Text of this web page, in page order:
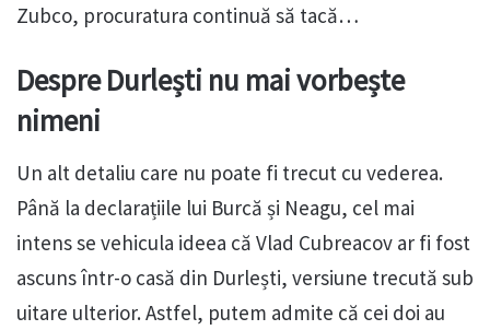
Zubco, procuratura continuă să tacă…
Despre Durlești nu mai vorbește
nimeni
Un alt detaliu care nu poate fi trecut cu vederea.
Până la declarațiile lui Burcă și Neagu, cel mai
intens se vehicula ideea că Vlad Cubreacov ar fi fost
ascuns într-o casă din Durlești, versiune trecută sub
uitare ulterior. Astfel, putem admite că cei doi au